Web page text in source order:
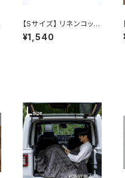
【Sサイズ】 リネンコット
ンアンクレット / NISHI
GUCHI KUTSUSHIT
¥1,540